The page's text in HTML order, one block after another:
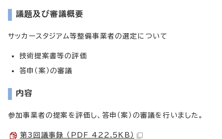
議題及び審議概要
サッカースタジアム等整備事業者の選定について
技術提案書等の評価
答申（案）の審議
内容
参加事業者の提案を評価し、答申（案）の審議を行いました。
第3回議事録 （PDF 422.5KB）